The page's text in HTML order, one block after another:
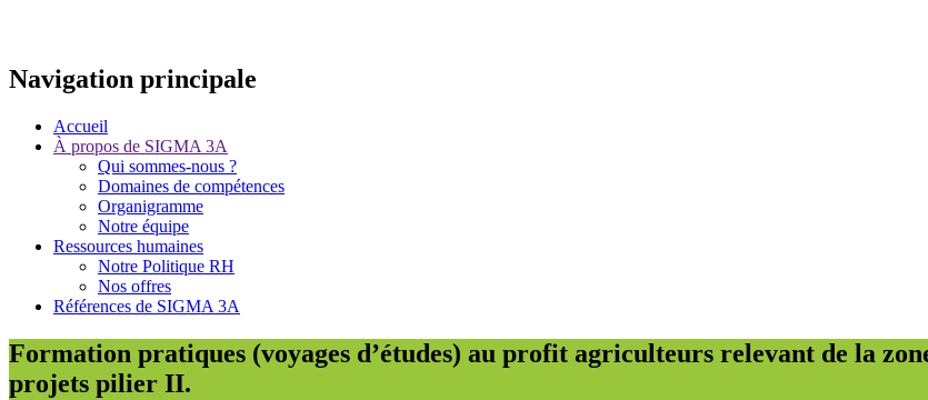
Navigation principale
Accueil
À propos de SIGMA 3A
Qui sommes-nous ?
Domaines de compétences
Organigramme
Notre équipe
Ressources humaines
Notre Politique RH
Nos offres
Références de SIGMA 3A
Formation pratiques (voyages d’études) au profit agriculteurs relevant de la
projets pilier II.